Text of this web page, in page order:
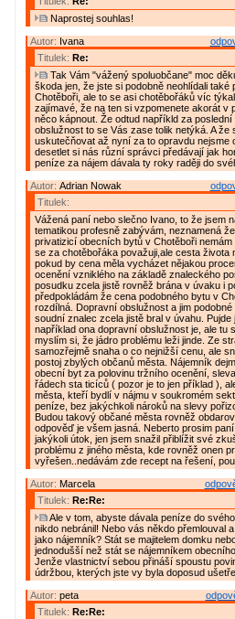
Naprostej souhlas!
Autor: Ivana
Titulek: Re:
Tak Vám "vážený spoluobčane" moc
škoda jen, že jste si podobně neohlídali
Chotěboři, ale to se asi chotěbořáků víc
zajímavé, že na ten si vzpomenete akorát v
něco kápnout. Že odtud napříkld za
obslužnost to se Vás zase tolik netýká. A že
uskutečňovat až nyní za to opravdu nejsme
desetlet si nás různí správci předávají jak
peníze za nájem dávala ty roky raději do
Autor: Adrian Nowak
Titulek:
Vážená paní nebo slečno Ivano, to že jsem
tematikou profesně zabývám, neznamená
privatizicí obecních bytů v Chotěboři
se za chotěbořáka považuji,ale cesta života
pokud by cena měla vycházet nějakou
ocenění vzniklého na základě znaleckého
posudku zcela jistě rovněž brána v úvaku i
předpokládám že cena podobného bytu v
rozdílná. Dopravní obslužnost a jim
soudní znalec zcela jistě bral v úvahu. Pujde
například ona dopravní obslužnost je, ale tu
myslím si, že jádro problému leži jinde. Ze
samozřejmě snaha o co nejnižší cenu, ale
postoj zbylých občanů města. Nájemník
obecní byt za polovinu tržního ocenění,
řádech sta ticíců ( pozor je to jen příklad ),
města, kteří bydlí v nájmu v soukromém
peníze, bez jakýchkoli nároků na slevy
Budou takový občané města rovněž
odpověď je všem jasná. Neberto prosim
jakýkoli útok, jen jsem snažil přiblížit své
problému z jiného města, kde rovněž onen
vyřešen..nedávám zde recept na řešení,
Autor: Marcela
Titulek: Re:Re:
Ale v tom, abyste dávala peníze do
nikdo nebránil! Nebo vás někdo přemlouval
jako nájemník? Stát se majitelem domku
jednodušší než stát se nájemníkem
Jenže vlastnictví sebou přináší spoustu
údržbou, kterých jste vy byla doposud
Autor: peta
Titulek: Re:Re: